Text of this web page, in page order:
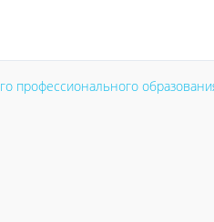
профессионального